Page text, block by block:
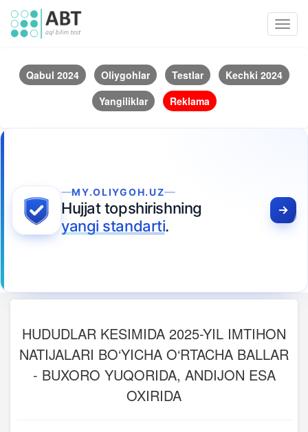
Qabul 2024 Oliygohlar Testlar
Kechki 2024
Yangiliklar
Reklama
MY.OLIYGOH.UZ
Hujjat topshirishning
yangi standarti.
HUDUDLAR KESIMIDA 2025-YIL IMTIHON
NATIJALARI BO‘YICHA O‘RTACHA BALLAR
- BUXORO YUQORIDA, ANDIJON ESA
OXIRIDA